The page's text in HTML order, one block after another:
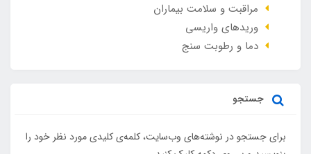
مراقبت و سلامت بیماران
وريدهاي واريسي
دما و رطوبت سنج
جستجو
برای جستجو در نوشته‌های وب‌سایت، کلمه‌ی کلیدی مورد نظر خود را